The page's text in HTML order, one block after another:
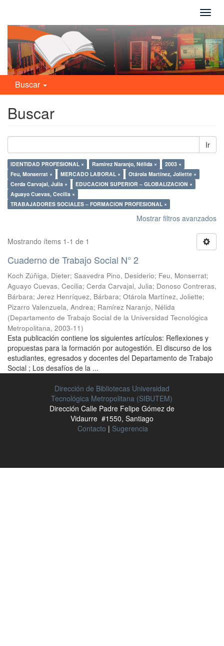
Buscar
Buscar
Ir
IDENTIDAD PROFESIONAL × Ramírez Naranjo, Nélida ×
2003 ×
Feu, Monserrat ×
MERCADO LABORAL ×
Otárola Martínez, Joliette ×
Cerda Carvajal, Julia ×
EDUCACION SUPERIOR – GLOBALIZACION ×
Aguayo Cuevas, Cecilia ×
TRABAJADORES SOCIALES – FORMACION PROFESIONAL ×
Mostrar filtros avanzados
Mostrando ítems 1-1 de 1
Cuaderno de Trabajo Social N° 2
Koch Zúñiga, Dieter; Saavedra Pino, Desiderio; Feu, Monserrat;
Aguayo Cuevas, Cecilia; Cerda Carvajal, Julia; Donoso Contreras,
Bárbara; Jerez Henríquez, Bárbara; Otárola Martínez, Joliette;
Pizarro Valenzuela, Andrea; Ramírez Naranjo, Nélida
(Departamento de Trabajo Social de la Universidad Tecnológica
Metropolitana, 2003-11)
Esta publicación contiene los siguientes artículos: Reflexiones y
propuestas para la formación por autogestión. El discurso de los
estudiantes, egresados y docentes del Departamento de Trabajo
Social ; Los desafíos de la ...
Dirección de Bibliotecas Universidad
Tecnológica Metropolitana (SIBUTEM)
Dirección Calle Padre Felipe Gómez de
Vidaurre #1550, Santiago
Contacto | Sugerencia